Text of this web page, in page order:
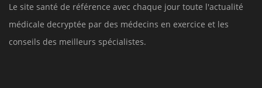
Le site santé de référence avec chaque jour toute l'actualité
médicale decryptée par des médecins en exercice et les
conseils des meilleurs spécialistes.